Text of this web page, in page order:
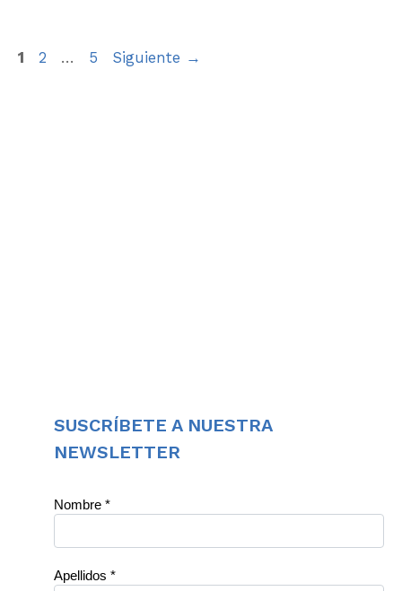
1 2 … 5 Siguiente →
SUSCRÍBETE A NUESTRA
NEWSLETTER